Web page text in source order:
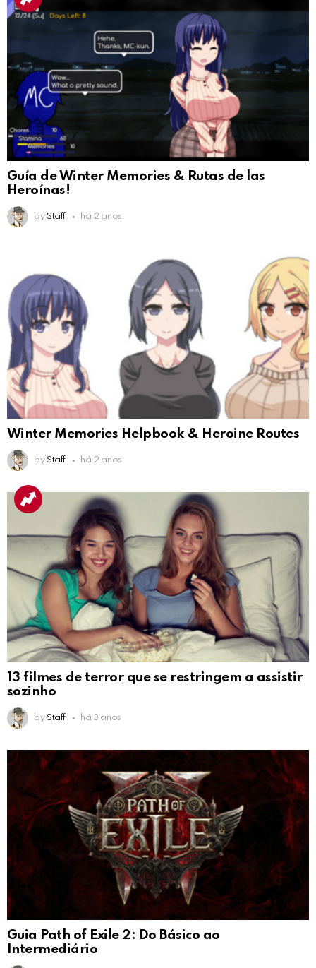
Guía de Winter Memories & Rutas de las
Heroínas!
by Staff há 2 anos
Winter Memories Helpbook & Heroine Routes
by Staff há 2 anos
13 filmes de terror que se restringem a assistir
sozinho
by Staff há 3 anos
Guia Path of Exile 2: Do Básico ao
Intermediário